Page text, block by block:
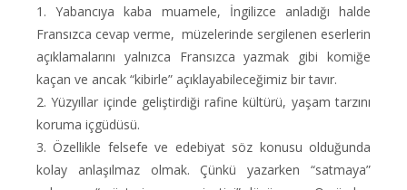
1. Yabancıya kaba muamele, İngilizce anladığı halde
Fransızca cevap verme, müzelerinde sergilenen eserlerin
açıklamalarını yalnızca Fransızca yazmak gibi komiğe
kaçan ve ancak “kibirle” açıklayabileceğimiz bir tavır.
2. Yüzyıllar içinde geliştirdiği rafine kültürü, yaşam tarzını
koruma içgüdüsü.
3. Özellikle felsefe ve edebiyat söz konusu olduğunda
kolay anlaşılmaz olmak. Çünkü yazarken “satmaya”